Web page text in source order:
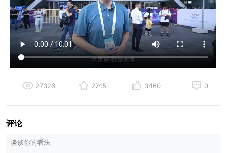
27326 2745 3460 0
评论